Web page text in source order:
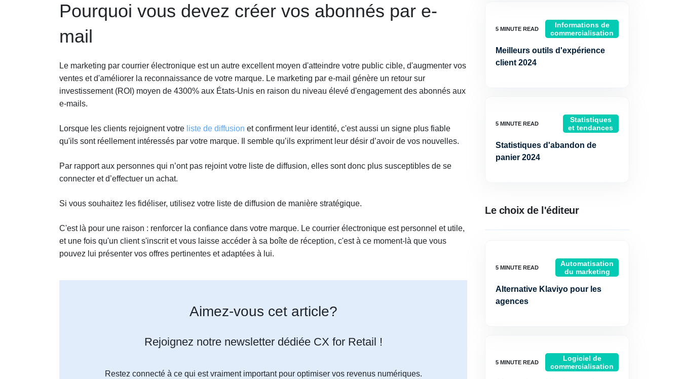
Pourquoi vous devez créer vos abonnés par e-
mail
Le marketing par courrier électronique est un autre excellent moyen d'atteindre votre public cible, d'augmenter vos
ventes et d'améliorer la reconnaissance de votre marque. Le marketing par e-mail génère un retour sur
investissement (ROI) moyen de 4300% aux États-Unis en raison du niveau élevé d'engagement des abonnés aux
e-mails.
Lorsque les clients rejoignent votre liste de diffusion et confirment leur identité, c'est aussi un signe plus fiable
qu'ils sont réellement intéressés par votre marque. Il semble qu’ils expriment leur désir d’avoir de vos nouvelles.
Par rapport aux personnes qui n’ont pas rejoint votre liste de diffusion, elles sont donc plus susceptibles de se
connecter et d’effectuer un achat.
Si vous souhaitez les fidéliser, utilisez votre liste de diffusion de manière stratégique.
C'est là pour une raison : renforcer la confiance dans votre marque. Le courrier électronique est personnel et utile,
et une fois qu'un client s'inscrit et vous laisse accéder à sa boîte de réception, c'est à ce moment-là que vous
pouvez lui présenter vos offres pertinentes et adaptées à lui.
Aimez-vous cet article?
Rejoignez notre newsletter dédiée CX for Retail !
Restez connecté à ce qui est vraiment important pour optimiser vos revenus numériques.
Informations de
commercialisation
Meilleurs outils d'expérience
client 2024
Statistiques
et tendances
Statistiques d'abandon de
panier 2024
Le choix de l'éditeur
Automatisation
du marketing
Alternative Klaviyo pour les
agences
Logiciel de
commercialisation